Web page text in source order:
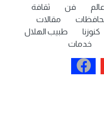
فن
ثقافة
مقالات
كنوزنا
طبيب الهلال
خدمات